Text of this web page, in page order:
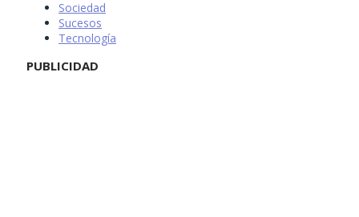
Sociedad
Sucesos
Tecnología
PUBLICIDAD